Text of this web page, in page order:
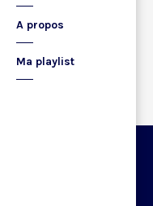
A propos
Ma playlist